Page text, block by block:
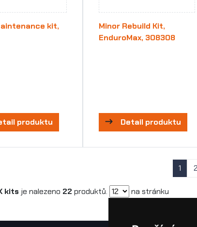
kit,
produktu
Minor Rebuild Kit,
EnduroMax, 308308
Detail produktu
1 2
kits je nalezeno 22 produktů. na stránku